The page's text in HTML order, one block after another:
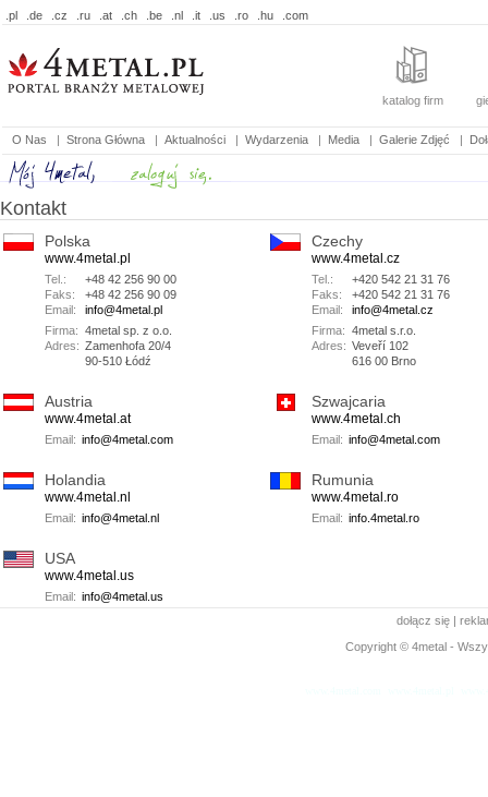
.pl .de .cz .ru .at .ch .be .nl .it .us .ro .hu .com
katalog firm
O Nas | Strona Główna | Aktualności | Wydarzenia | Media | Galerie Zdjęć |
Kontakt
Polska
www.4metal.pl
Tel.:
+48 42 256 90 00
Faks:
+48 42 256 90 09
Email:
info@4metal.pl
Firma: 4metal sp. z o.o.
Adres: Zamenhofa 20/4
90-510 Łódź
Czechy
www.4metal.cz
Tel.:
+420 542 21 31 76
Faks:
+420 542 21 31 76
Email:
info@4metal.cz
Firma: 4metal s.r.o.
Adres: Veveří 102
616 00 Brno
Austria
www.4metal.at
Email: info@4metal.com
Szwajcaria
www.4metal.ch
Email: info@4metal.com
Holandia
www.4metal.nl
Email: info@4metal.nl
Rumunia
www.4metal.ro
Email: info.4metal.ro
USA
www.4metal.us
Email: info@4metal.us
dołącz się |
Copyright © 4metal -